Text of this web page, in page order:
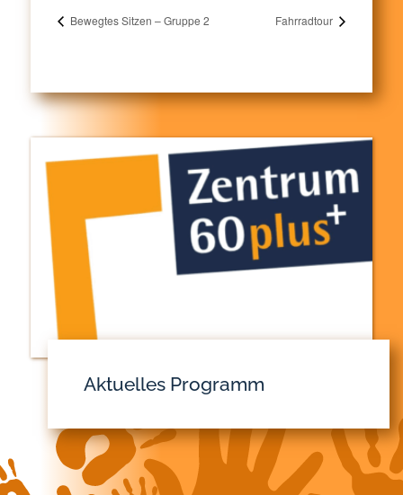
Bewegtes Sitzen – Gruppe 2 Fahrradtour
Aktuelles Programm